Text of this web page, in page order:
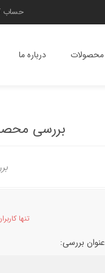
حساب
محصولات درباره ما
بررسی
تنها
عنوان بررسی: